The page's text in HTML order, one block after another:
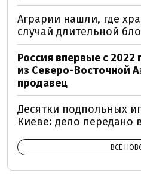
Аграрии нашли, где
случай длительной
Россия впервые с 2022
из Северо-Восточной
продавец
Десятки подпольных
Киеве: дело передано
ВСЕ